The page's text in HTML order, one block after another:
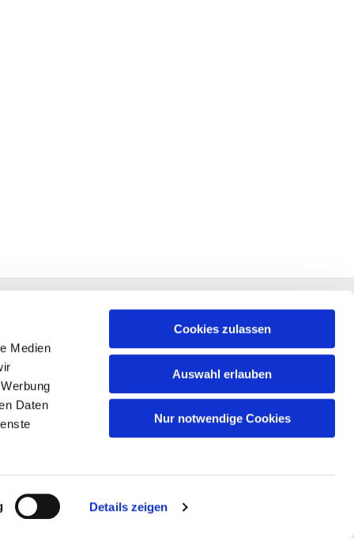
Medien
Daten
Details zeigen
Cookies zulassen
Auswahl erlauben
Nur notwendige Cookies